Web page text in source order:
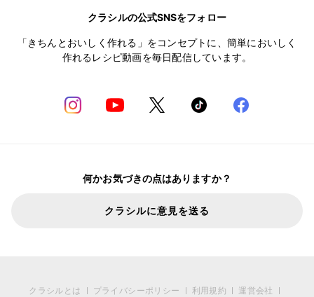
クラシルの公式SNSをフォロー
「きちんとおいしく作れる」をコンセプトに、簡単においしく
作れるレシピ動画を毎日配信しています。
何かお気づきの点はありますか？
クラシルに意見を送る
クラシルとは プライバシーポリシー 利用規約
運営会社